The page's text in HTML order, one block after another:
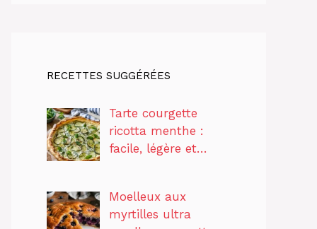
RECETTES SUGGÉRÉES
Tarte courgette
ricotta menthe :
facile, légère et…
Moelleux aux
myrtilles ultra